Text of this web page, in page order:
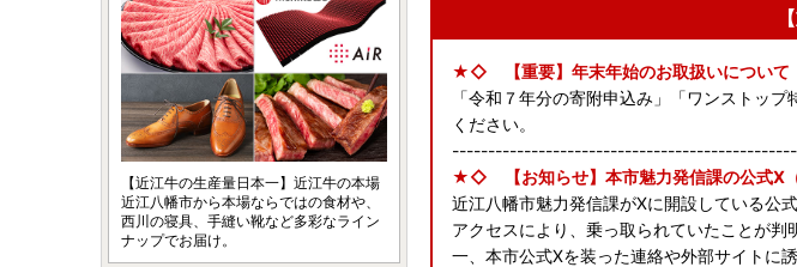
★◇ 【重要】年末年始のお取扱いにつ
「令和７年分の寄附申込み」「ワンストッ
ください。
★◇ 【お知らせ】本市魅力発信課の公式X
近江八幡市魅力発信課がXに開設している公
アクセスにより、乗っ取られていたことが
一、本市公式Xを装った連絡や外部サイトに
【近江牛の生産量日本一】近江牛の本場
近江八幡市から本場ならではの食材や、
西川の寝具、手縫い靴など多彩なライン
ナップでお届け。